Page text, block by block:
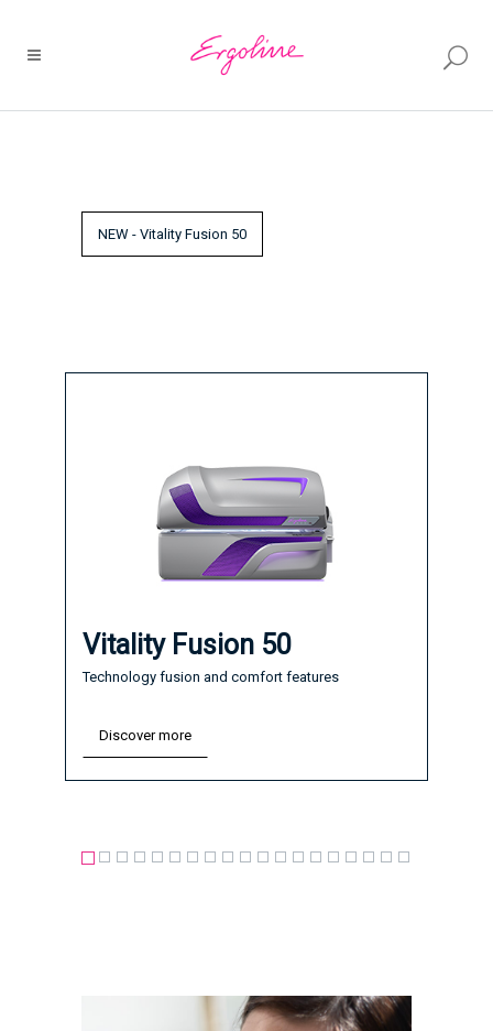
NEW - Vitality Fusion 50
Vitality Fusion 50
Technology fusion and comfort features
Discover more